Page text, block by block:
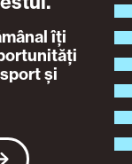
îți
și